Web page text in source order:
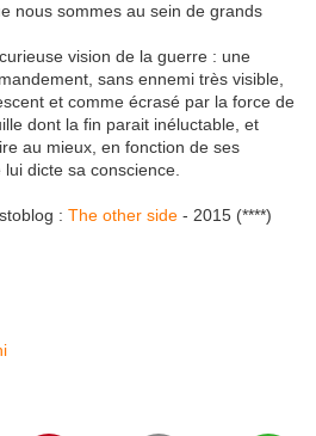
nous sommes au sein de grands
vision de la guerre : une
sans ennemi très visible,
et comme écrasé par la force de
dont la fin parait inéluctable, et
au mieux, en fonction de ses
dicte sa conscience.
: The other side - 2015 (****)